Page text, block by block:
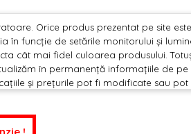
Orice produs prezentat pe site
în funcție de setările monitorului și
cât mai fidel culoarea produsului.
în permanență informațiile de
și prețurile pot fi modificate sau pot